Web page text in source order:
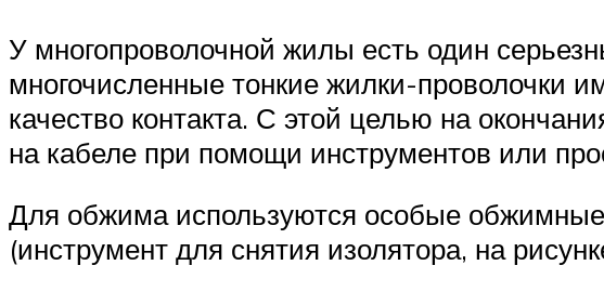
У многопроволочной жилы есть один
многочисленные тонкие жилки-проволочки
качество контакта. С этой целью на
на кабеле при помощи инструментов или
Для обжима используются особые
(инструмент для снятия изолятора, на